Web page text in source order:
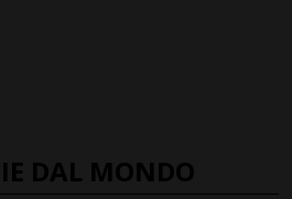
DAL MONDO